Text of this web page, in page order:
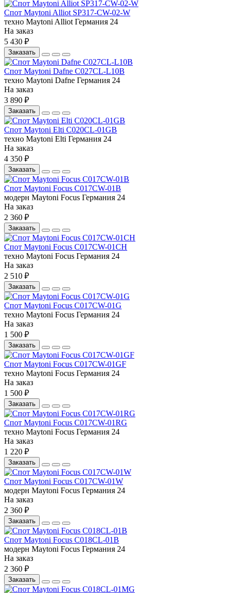
Спот Maytoni Alliot SP317-CW-02-W
техно Maytoni Alliot Германия 24
На заказ
5 430 ₽
Заказать
Спот Maytoni Dafne C027CL-L10B
техно Maytoni Dafne Германия 24
На заказ
3 890 ₽
Заказать
Спот Maytoni Elti C020CL-01GB
техно Maytoni Elti Германия 24
На заказ
4 350 ₽
Заказать
Спот Maytoni Focus C017CW-01B
модерн Maytoni Focus Германия 24
На заказ
2 360 ₽
Заказать
Спот Maytoni Focus C017CW-01CH
техно Maytoni Focus Германия 24
На заказ
2 510 ₽
Заказать
Спот Maytoni Focus C017CW-01G
техно Maytoni Focus Германия 24
На заказ
1 500 ₽
Заказать
Спот Maytoni Focus C017CW-01GF
техно Maytoni Focus Германия 24
На заказ
1 500 ₽
Заказать
Спот Maytoni Focus C017CW-01RG
техно Maytoni Focus Германия 24
На заказ
1 220 ₽
Заказать
Спот Maytoni Focus C017CW-01W
модерн Maytoni Focus Германия 24
На заказ
2 360 ₽
Заказать
Спот Maytoni Focus C018CL-01B
модерн Maytoni Focus Германия 24
На заказ
2 360 ₽
Заказать